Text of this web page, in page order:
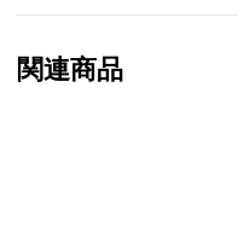
個
関連商品